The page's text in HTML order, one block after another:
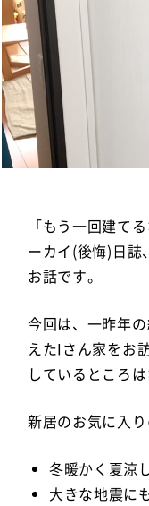
「もう一回建て
ーカイ(後悔)日誌
お話です。
今回は、一昨年
えたIさん家をお
しているところ
新居のお気に入り
冬暖かく夏涼
大きな地震に